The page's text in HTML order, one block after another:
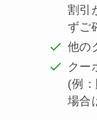
割引
ずご
他の
クー
(例
場合